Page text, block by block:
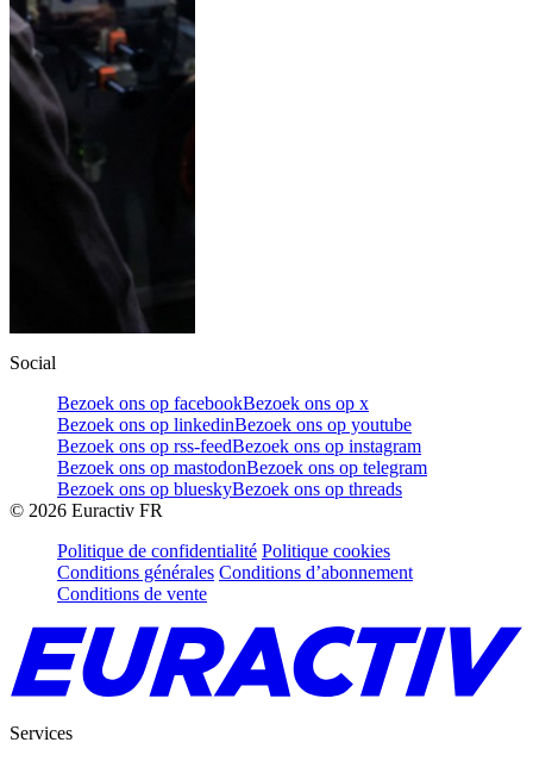
Social
Bezoek ons op facebookBezoek ons op x
Bezoek ons op linkedinBezoek ons op youtube
Bezoek ons op rss-feedBezoek ons op instagram
Bezoek ons op mastodonBezoek ons op telegram
Bezoek ons op blueskyBezoek ons op threads
© 2026 Euractiv FR
Politique de confidentialité Politique cookies
Conditions générales Conditions d’abonnement
Conditions de vente
Services